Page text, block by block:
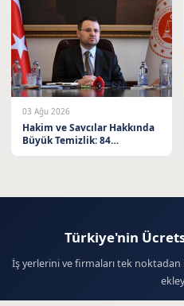
03 Ağu 2026
Hakim ve Savcılar Hakkında
Büyük Temizlik: 84
Türkiye'nin
İş yerlerini ve firmaları tek noktadan